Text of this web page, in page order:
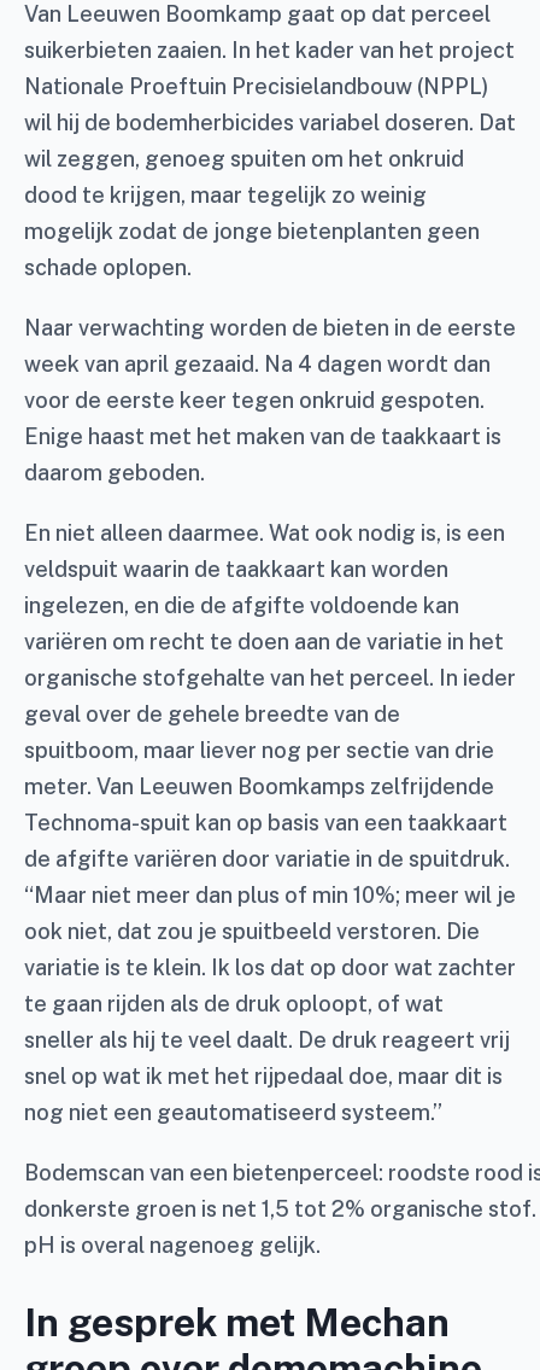
Van Leeuwen Boomkamp gaat op dat perceel
suikerbieten zaaien. In het kader van het project
Nationale Proeftuin Precisielandbouw (NPPL)
wil hij de bodemherbicides variabel doseren. Dat
wil zeggen, genoeg spuiten om het onkruid
dood te krijgen, maar tegelijk zo weinig
mogelijk zodat de jonge bietenplanten geen
schade oplopen.
Naar verwachting worden de bieten in de eerste
week van april gezaaid. Na 4 dagen wordt dan
voor de eerste keer tegen onkruid gespoten.
Enige haast met het maken van de taakkaart is
daarom geboden.
En niet alleen daarmee. Wat ook nodig is, is een
veldspuit waarin de taakkaart kan worden
ingelezen, en die de afgifte voldoende kan
variëren om recht te doen aan de variatie in het
organische stofgehalte van het perceel. In ieder
geval over de gehele breedte van de
spuitboom, maar liever nog per sectie van drie
meter. Van Leeuwen Boomkamps zelfrijdende
Technoma-spuit kan op basis van een taakkaart
de afgifte variëren door variatie in de spuitdruk.
“Maar niet meer dan plus of min 10%; meer wil je
ook niet, dat zou je spuitbeeld verstoren. Die
variatie is te klein. Ik los dat op door wat zachter
te gaan rijden als de druk oploopt, of wat
sneller als hij te veel daalt. De druk reageert vrij
snel op wat ik met het rijpedaal doe, maar dit is
nog niet een geautomatiseerd systeem.”
Bodemscan van een bietenperceel: roodste rood
donkerste groen is net 1,5 tot 2% organische
pH is overal nagenoeg gelijk.
In gesprek met Mechan